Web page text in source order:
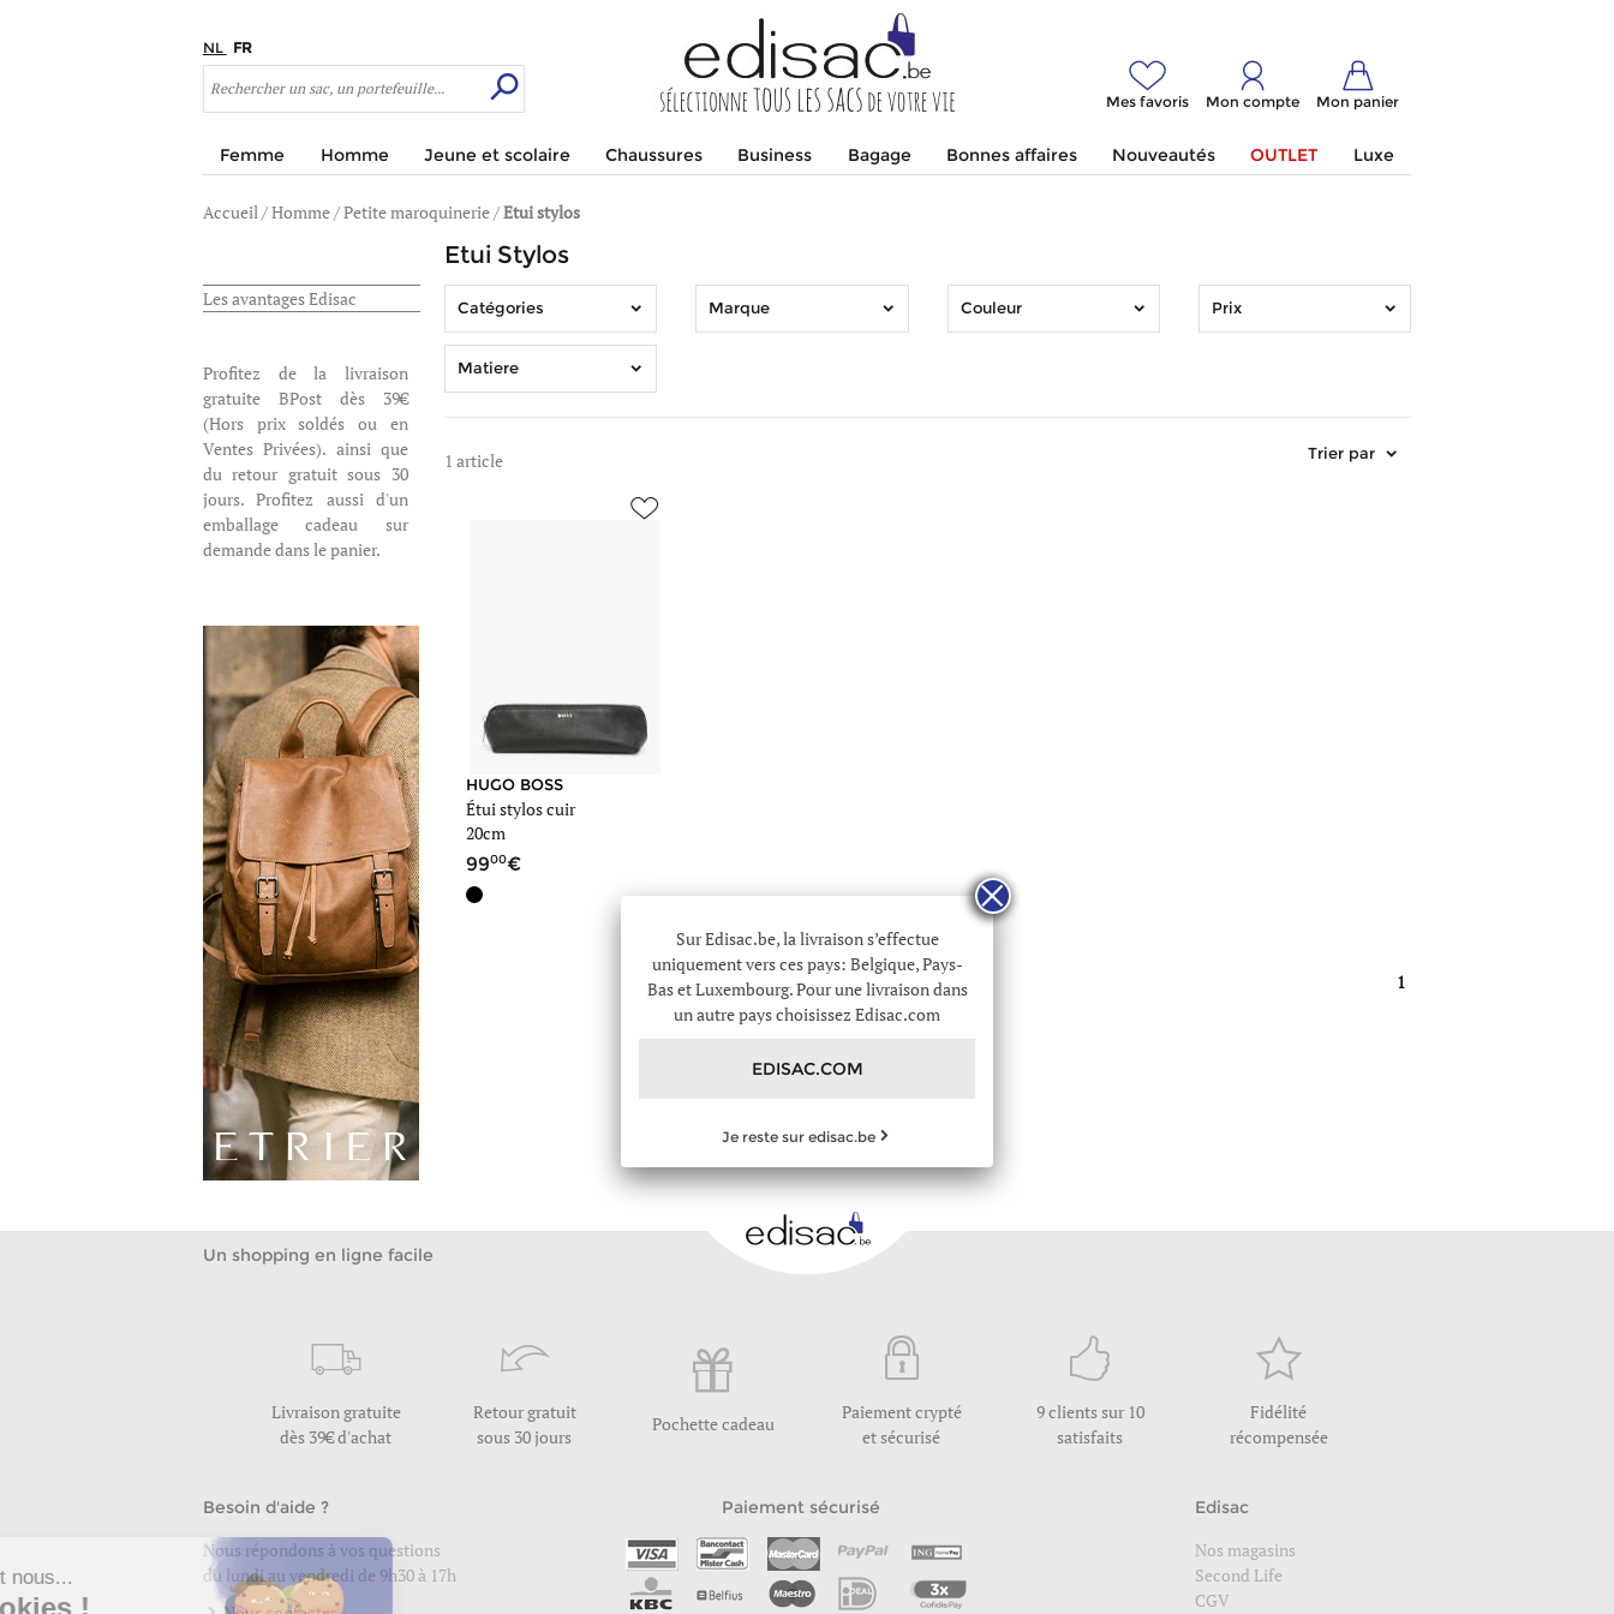
NL FR
Mes favoris Mon compte Mon panier
Femme Homme Jeune et scolaire Chaussures Business Bagage Bonnes affaires Nouveautés OUTLET Luxe
Accueil/Homme/Petite maroquinerie/Etui stylos
Les avantages Edisac
Profitez de la livraison
gratuite BPost dès 39
(Hors prix soldés ou en
Ventes Privées). ainsi que
du retour gratuit sous 30
jours. Profitez aussi d'un
emballage cadeau sur
demande dans le panier.
Etui Stylos
Catégories Marque Couleur Prix
Matiere
1 article Trier par
boss-
noir-
24c-
0hlx417a.jpg
https://www.edisac.be/images/article_me/1108819/etui-
stylos-
cuir-
hugo-
boss-
noir-
24c-
0hlx417a.jpg
https://www.edisac.be/etui-
stylos-
cuir-
hugo-
boss-
0hlx417a-
24c/331533
HUGO BOSS
Étui stylos cuir
20cm
9900
1
Un shopping en ligne facile
Livraison gratuite
dès 39€ d'achat
Retour gratuit
sous 30 jours
Pochette cadeau
Paiement crypté
et sécurisé
9 clients sur 10
satisfaits
Fidélité
récompensée
Besoin d'aide ?
Nous répondons à vos questions
du lundi au vendredi de 9h30 à 17h
Paiement sécurisé Edisac
Nos magasins
Second Life
CGV
Sur Edisac.be, la livraison s’effectue
uniquement vers ces pays: Belgique, Pays-
Bas et Luxembourg. Pour une livraison dans
un autre pays choisissez Edisac.com
EDISAC.COM
Je reste sur edisac.be